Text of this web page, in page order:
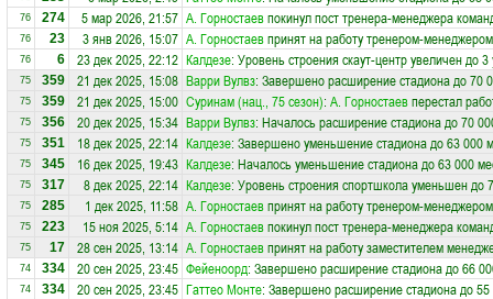
76 274 5 мар 2026, 21:57 А. Горностаевпокинул пост тренера-менеджера
76 23 3 янв 2026, 15:07 А. Горностаевпринят на работу тренером-
76 6 23 дек 2025, 22:12 Калдезе: Уровень строения скаут-центр увеличен до 3
75 359 21 дек 2025, 15:08 Варри Вулвз: Завершено расширение стадиона до 70
75 359 21 дек 2025, 15:00 Суринам (нац., 75 сезон): А. Горностаевперестал
75 356 20 дек 2025, 15:34 Варри Вулвз: Началось расширение стадиона до 70
75 351 18 дек 2025, 22:14 Калдезе: Завершено уменьшение стадиона до 63 000
75 345 16 дек 2025, 19:43 Калдезе: Началось уменьшение стадиона до 63 000
75 317 8 дек 2025, 22:14 Калдезе: Уровень строения спортшкола уменьшен до
75 285 1 дек 2025, 11:58 А. Горностаевпринят на работу тренером-
75 223 15 ноя 2025, 5:14 А. Горностаевпокинул пост тренера-менеджера
75 17 28 сен 2025, 13:14 А. Горностаевпринят на работу заместителем
74 334 20 сен 2025, 23:45 Фейеноорд: Завершено расширение стадиона до 66
74 334 20 сен 2025, 23:45 Гаттео Монте: Завершено расширение стадиона до 55